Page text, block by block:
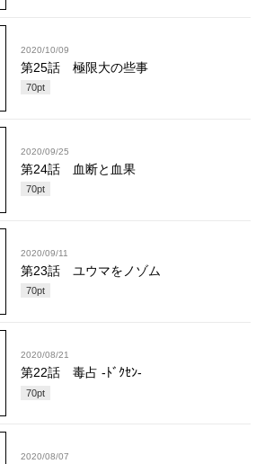
2020/10/09
第25話 極限大の些事
70pt
2020/09/25
第24話 血断と血果
70pt
2020/09/11
第23話 ユウマをノゾム
70pt
2020/08/21
第22話 毒占 -ﾄﾞｸｾﾝ-
70pt
2020/08/07